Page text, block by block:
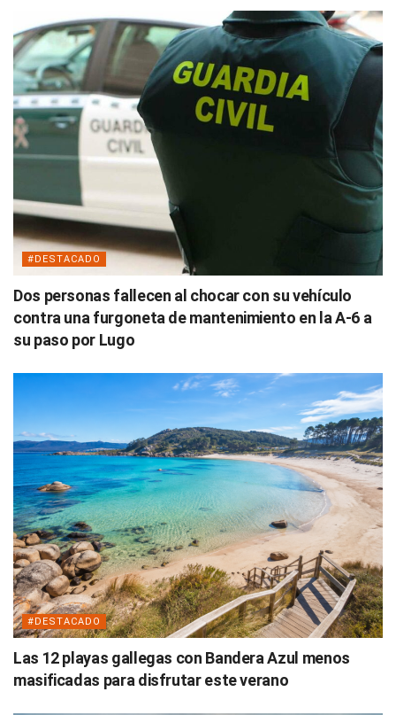
#DESTACADO
Dos personas fallecen al chocar con su vehículo
contra una furgoneta de mantenimiento en la A-6 a
su paso por Lugo
#DESTACADO
Las 12 playas gallegas con Bandera Azul menos
masificadas para disfrutar este verano